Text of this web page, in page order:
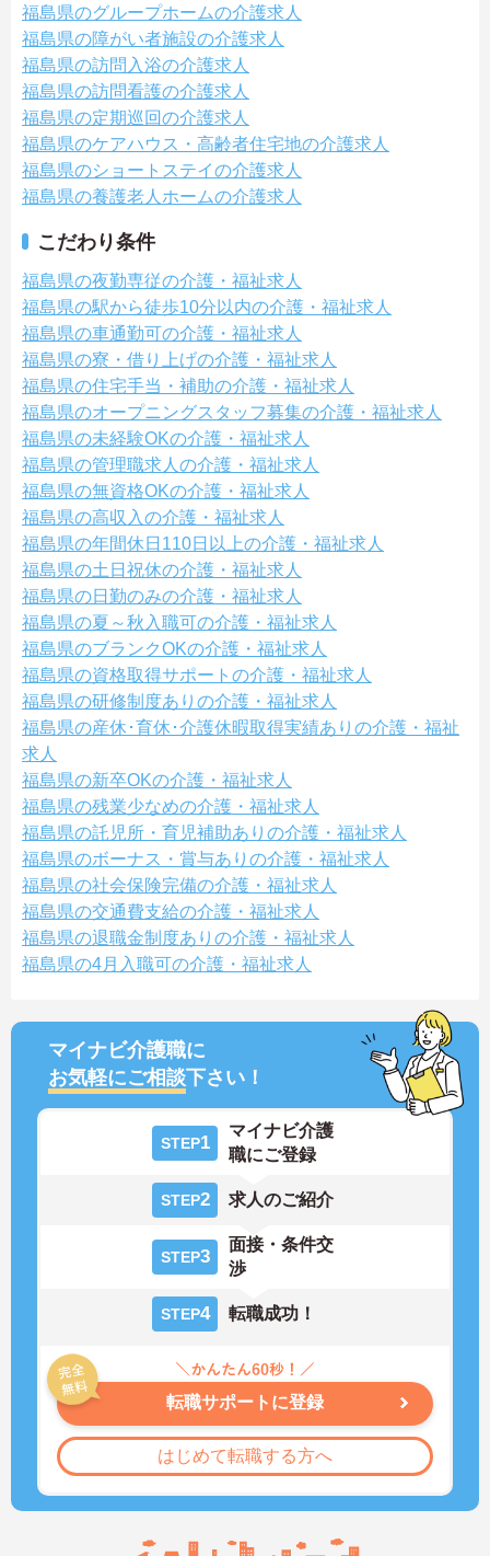
福島県のグループホームの介護求人
福島県の障がい者施設の介護求人
福島県の訪問入浴の介護求人
福島県の訪問看護の介護求人
福島県の定期巡回の介護求人
福島県のケアハウス・高齢者住宅地の介護求人
福島県のショートステイの介護求人
福島県の養護老人ホームの介護求人
こだわり条件
福島県の夜勤専従の介護・福祉求人
福島県の駅から徒歩10分以内の介護・福祉求人
福島県の車通勤可の介護・福祉求人
福島県の寮・借り上げの介護・福祉求人
福島県の住宅手当・補助の介護・福祉求人
福島県のオープニングスタッフ募集の介護・福祉求人
福島県の未経験OKの介護・福祉求人
福島県の管理職求人の介護・福祉求人
福島県の無資格OKの介護・福祉求人
福島県の高収入の介護・福祉求人
福島県の年間休日110日以上の介護・福祉求人
福島県の土日祝休の介護・福祉求人
福島県の日勤のみの介護・福祉求人
福島県の夏～秋入職可の介護・福祉求人
福島県のブランクOKの介護・福祉求人
福島県の資格取得サポートの介護・福祉求人
福島県の研修制度ありの介護・福祉求人
福島県の産休･育休･介護休暇取得実績ありの介護・福祉
求人
福島県の新卒OKの介護・福祉求人
福島県の残業少なめの介護・福祉求人
福島県の託児所・育児補助ありの介護・福祉求人
福島県のボーナス・賞与ありの介護・福祉求人
福島県の社会保険完備の介護・福祉求人
福島県の交通費支給の介護・福祉求人
福島県の退職金制度ありの介護・福祉求人
福島県の4月入職可の介護・福祉求人
マイナビ介護職に
お気軽にご相談下さい！
STEP1
マイナビ介護
職にご登録
STEP2 求人のご紹介
STEP3
面接・条件交
渉
STEP4 転職成功！
転職サポートに登録
はじめて転職する方へ